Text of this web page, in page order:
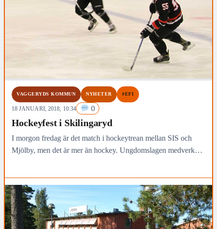
VAGGERYDS KOMMUN NYHETER #EFI
18 JANUARI, 2018, 10:34 0
Hockeyfest i Skilingaryd
I morgon fredag är det match i hockeytrean mellan SIS och
Mjölby, men det är mer än hockey. Ungdomslagen medverkar